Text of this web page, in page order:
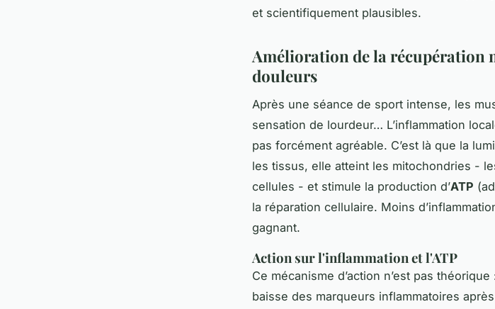
et scientifiquement plausibles.
Amélioration de la récupération
douleurs
Après une séance de sport intense, les
sensation de lourdeur… L’inflammation
pas forcément agréable. C’est là que la
les tissus, elle atteint les mitochondries -
cellules - et stimule la production d’ATP
la réparation cellulaire. Moins
gagnant.
Action sur l'inflammation et l'ATP
Ce mécanisme d’action n’est pas
baisse des marqueurs inflammatoires